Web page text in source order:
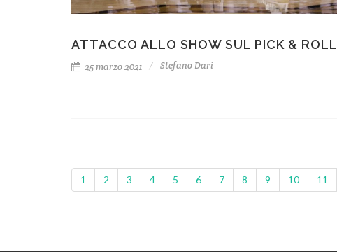
ATTACCO ALLO SHOW SUL PICK & ROLL
25 marzo 2021 Stefano Dari
1 2 3 4 5 6 7 8 9 10 11